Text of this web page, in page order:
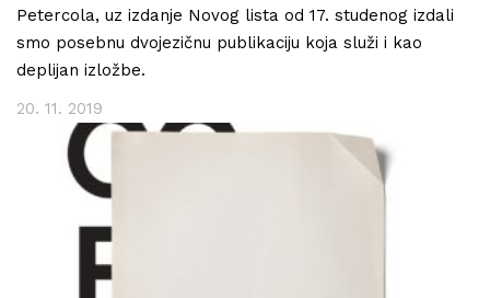
Petercola, uz izdanje Novog lista od 17. studenog izdali
smo posebnu dvojezičnu publikaciju koja služi i kao
deplijan izložbe.
20. 11. 2019